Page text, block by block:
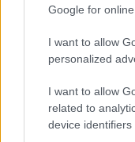
Google for
I want to allow
personalized
I want to allow
related to
device identifiers
ELEMZÉSEK 2026.